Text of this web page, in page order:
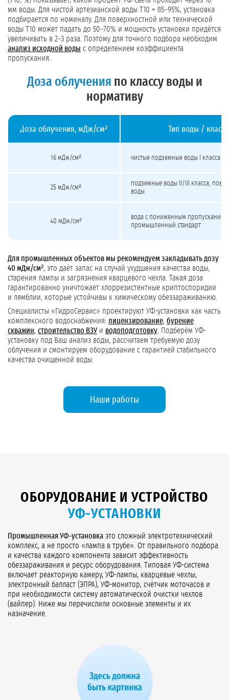
мм воды. Для чистой артезианской воды T10 = 85–95%, установка
подбирается по номиналу. Для поверхностной или технической
воды T10 может падать до 50–70% и мощность установки придётся
увеличивать в 2–3 раза. Поэтому для точного подбора необходим
анализ исходной воды с определением коэффициента
пропускания.
Доза облучения по классу воды и
нормативу
Доза облучения, мДж/см² Тип воды / класс
16 мДж/см² чистые подземные воды I класса
25 мДж/см²
подземные воды II/III класса,
воды
40 мДж/см²
вода с пониженным пропусканием,
промышленный стандарт
Для промышленных объектов мы рекомендуем закладывать дозу
40 мДж/см², это даёт запас на случай ухудшения качества воды,
старения лампы и загрязнения кварцевого чехла. Такая доза
гарантированно уничтожает хлоррезистентные криптоспоридии
и лямблии, которые устойчивы к химическому обеззараживанию.
Специалисты «ГидроСервис» проектируют УФ-установки как часть
комплексного водоснабжения: лицензирование, бурение
скважин, строительство ВЗУи водоподготовку . Подберём УФ-
установку под Ваш анализ воды, рассчитаем требуемую дозу
облучения и смонтируем оборудование с гарантией стабильного
качества очищенной воды.
Наши работы
ОБОРУДОВАНИЕ И УСТРОЙСТВО
УФ-УСТАНОВКИ
Промышленная УФ-установка это сложный электротехнический
комплекс, а не просто «лампа в трубе». От правильного подбора
и качества каждого компонента зависит эффективность
обеззараживания и ресурс оборудования. Типовая УФ-система
включает реакторную камеру, УФ-лампы, кварцевые чехлы,
электронный балласт (ЭПРА), УФ-монитор, счётчик моточасов и
при необходимости систему автоматической очистки чехлов
(вайпер). Ниже мы перечислили основные элементы и их
назначение.